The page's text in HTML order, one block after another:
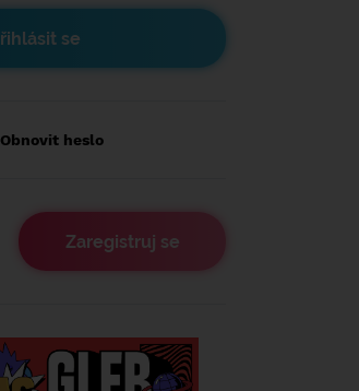
Obnovit heslo
Zaregistruj se